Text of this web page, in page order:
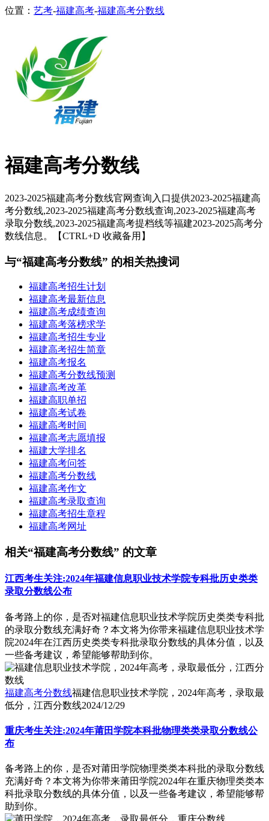
位置： 艺考-福建高考-福建高考分数线
福建高考分数线
2023-2025福建高考分数线官网查询入口提供2023-2025福建高
考分数线,2023-2025福建高考分数线查询,2023-2025福建高考
录取分数线,2023-2025福建高考提档线等福建2023-2025高考分
数线信息。【CTRL+D 收藏备用】
与“福建高考分数线” 的相关热搜词
福建高考招生计划
福建高考最新信息
福建高考成绩查询
福建高考落榜求学
福建高考招生专业
福建高考招生简章
福建高考报名
福建高考分数线预测
福建高考改革
福建高职单招
福建高考试卷
福建高考时间
福建高考志愿填报
福建大学排名
福建高考问答
福建高考分数线
福建高考作文
福建高考录取查询
福建高考招生章程
福建高考网址
相关“福建高考分数线” 的文章
江西考生关注:2024年福建信息职业技术学院专科批历史类类
录取分数线公布
备考路上的你，是否对福建信息职业技术学院历史类类专科批
的录取分数线充满好奇？本文将为你带来福建信息职业技术学
院2024年在江西历史类类专科批录取分数线的具体分值，以及
一些备考建议，希望能够帮助到你。
福建高考分数线福建信息职业技术学院，2024年高考，录取最
低分，江西分数线2024/12/29
重庆考生关注:2024年莆田学院本科批物理类类录取分数线公
布
备考路上的你，是否对莆田学院物理类类本科批的录取分数线
充满好奇？本文将为你带来莆田学院2024年在重庆物理类类本
科批录取分数线的具体分值，以及一些备考建议，希望能够帮
助到你。